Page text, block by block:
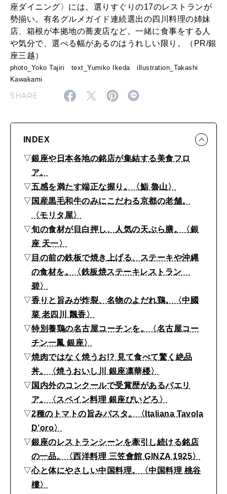
MAGAZINE
特集
2026年9月号「北海道 おいしく遊ぶ、夏のご褒美旅。」
2026年7月号「鎌倉 ローカルが 教えてくれた 本当の歩き方。」
2026年6月号「大銀座 トレンドが生まれる 新しい一流店へ。」
2026年4月号「未来をつくる、学びの教科書。」
2026年3月号「スイーツ予想図 2026」
2026年2月号「良運を掴む 新・開運術。」
2026年1月号「猫がいれば、幸せ」
2025年12月号「お酒の新常識。」
MAGAZINE
座ダイニング〉には、選りすぐりの17のレストランが
勢揃い。有名グルメガイド連続選出の四川料理の姉妹
店、箱根が本拠地の蕎麦店など。一緒に食事をする人
や気分で、選べる幅があるのはうれしい限り。（PR/銀
座三越）
photo_Yoko Tajiri text_Yumiko Ikeda illustration_Takashi
Kawakami
SHARE
INDEX
▽銀座や日本各地の銘店が集結する美食フロ
ア。
▽五感を満たす端正な握り。〈鮨 魯山〉
▽ 国産黒毛和牛のみにこだわる京都の老舗。
〈モリタ屋〉
▽旬の食材が目白押し、人気の天ぷら膳。〈銀
座 天一〉
▽ 目の前の鉄板で焼き上げる、ステーキや沖縄
の食材を。〈鉄板焼ステーキレストラン
碧〉
▽香りと旨みが炸裂、名物のよだれ鶏。〈中國
菜 老四川 飄香〉
▽特別養鶏の名古屋コーチンを。〈名古屋コー
チン一鳳 銀座〉
▽焼肉ではなく焼うお!? 見て食べて驚く絶品
丼。〈焼うおいし川 銀座凛華楼〉
▽ 国内外のコンクールで受賞歴があるパエリ
ア。〈スペイン料理 銀座びいどろ〉
▽2種のトマトの旨みパスタ。〈Italiana Tavola
D’oro〉
▽銀座のレストランシーンを牽引し続ける銘店
の一品。〈西洋料理 三笠會館 GINZA 1925〉
▽心と体にやさしい中国料理。〈中国料理 桃谷
樓〉